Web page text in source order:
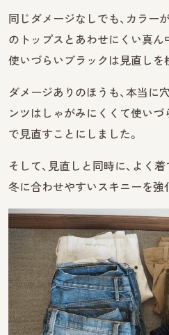
同じダメージなしでも、カラー
のトップスとあわせにくい真ん
使いづらいブラックは見直しを
ダメージありのほうも、本当に
ンツはしゃがみにくくて使いづ
で見直すことにしました。
そして、見直しと同時に、よく
冬に合わせやすいスキニーを強